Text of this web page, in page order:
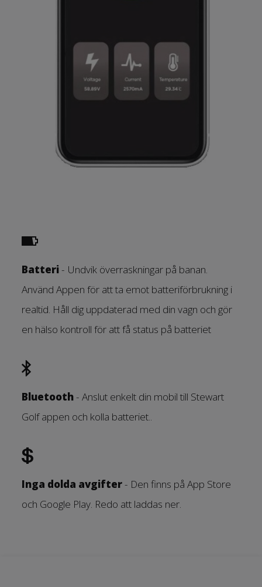
Batteri- Undvik överraskningar på banan.
Använd Appen för att ta emot batteriförbrukning i
realtid. Håll dig uppdaterad med din vagn och gör
en hälso kontroll för att få status på batteriet
Bluetooth- Anslut enkelt din mobil till Stewart
Golf appen och kolla batteriet..
Inga dolda avgifter- Den finns på App Store
och Google Play. Redo att laddas ner.